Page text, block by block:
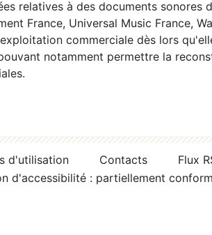
relatives à des documents sonores
France, Universal Music France,
commerciale dès lors
notamment permettre la
d'utilisation Contacts
Flux
d'accessibilité : partiellement